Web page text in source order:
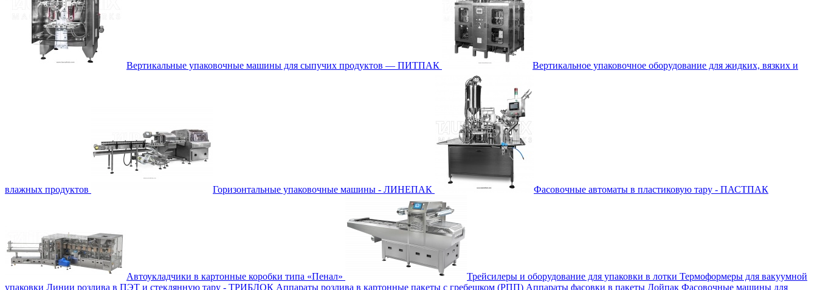
Вертикальные упаковочные машины для сыпучих продуктов — ПИТПАК Вертикальное упаковочное оборудование для жидких, вязких и
влажных продуктов Горизонтальные упаковочные машины - ЛИНЕПАК Фасовочные автоматы в пластиковую тару - ПАСТПАК
Автоукладчики в картонные коробки типа «Пенал» Трейсилеры и оборудование для упаковки в лотки Термоформеры для вакуумной
упаковки Линии розлива в ПЭТ и стеклянную тару - ТРИБЛОК Аппараты розлива в картонные пакеты с гребешком (РПП) Аппараты фасовки в пакеты Дойпак Фасовочные машины для